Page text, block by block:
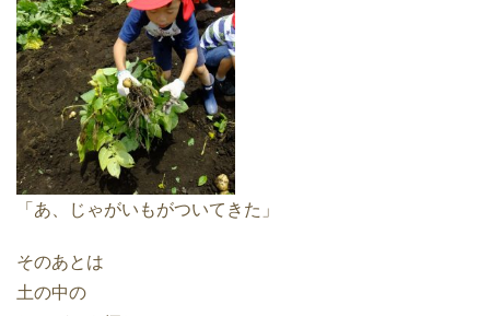
「あ、じゃがいもがついてきた」
そのあとは
土の中の